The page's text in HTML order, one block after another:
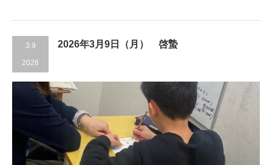
3.9
2026
2026年3月9日（月） 啓蟄